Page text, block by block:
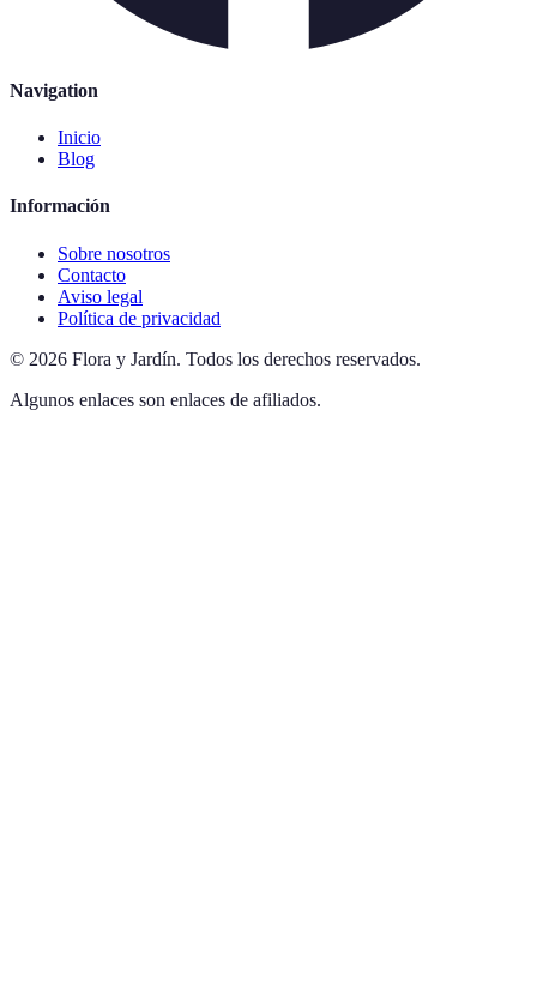
Navigation
Inicio
Blog
Información
Sobre nosotros
Contacto
Aviso legal
Política de privacidad
© 2026 Flora y Jardín. Todos los derechos reservados.
Algunos enlaces son enlaces de afiliados.